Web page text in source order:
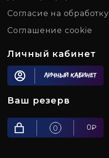
Согласие на обработку
Соглашение cookie
Личный кабинет
Личный кабинет
Ваш резерв
0 0₽